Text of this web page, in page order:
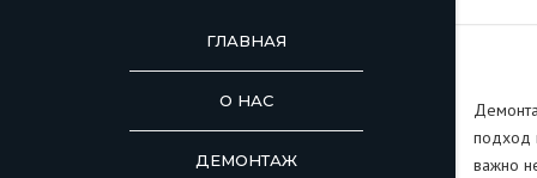
ГЛАВНАЯ
О НАС
ДЕМОНТАЖ ДЕМОНТАЖ
подход
важно